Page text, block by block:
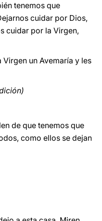
tenemos que
cuidar por Dios,
cuidar por la Virgen,
un Avemaría y les
de que tenemos que
como ellos se dejan